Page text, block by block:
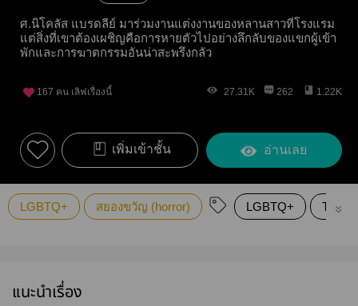
ศ.นิโคลัส แบรดลีย์ มาร่วมงานแต่งงานของหลานสาวที่โรงแรม
แต่สิ่งที่เขาต้องเผชิญคือการหายตัวไปอย่างลึกลับของแขกผู้เข้า
พักและการฆาตกรรมอันน่าสะพรึงกลัว
167 คน เลิฟเรื่องนี้ 27.31K 262 1.22K
เพิ่มเข้าชั้น อ่านเลย
LGBTQ+ สยองขวัญ (horror) LGBTQ+ Thriller
แนะนำเรื่อง